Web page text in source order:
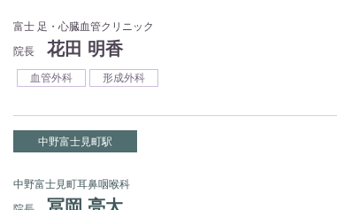
富士 足・心臓血管クリニック
院長
花田 明香
血管外科 形成外科
中野富士見町駅
中野富士見町耳鼻咽喉科
冨岡 亮太